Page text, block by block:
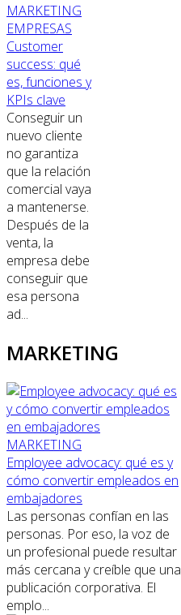
MARKETING
EMPRESAS
Customer
success: qué
es, funciones y
KPIs clave
Conseguir un
nuevo cliente
no garantiza
que la relación
comercial vaya
a mantenerse.
Después de la
venta, la
empresa debe
conseguir que
esa persona
ad...
MARKETING
MARKETING
Employee advocacy: qué es y
cómo convertir empleados en
embajadores
Las personas confían en las
personas. Por eso, la voz de
un profesional puede resultar
más cercana y creíble que una
publicación corporativa. El
emplo...